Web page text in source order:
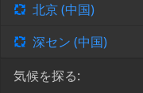
北京 (中国)
深セン (中国)
気候を探る: